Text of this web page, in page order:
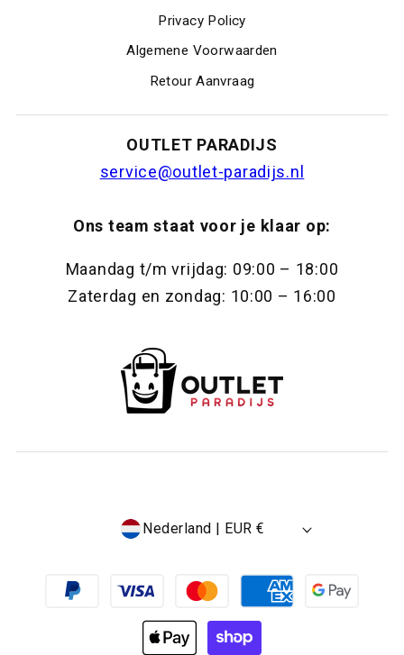
Privacy Policy
Algemene Voorwaarden
Retour Aanvraag
OUTLET PARADIJS
service@outlet-paradijs.nl
Ons team staat voor je klaar op:
Maandag t/m vrijdag: 09:00 – 18:00
Zaterdag en zondag: 10:00 – 16:00
Nederland | EUR €